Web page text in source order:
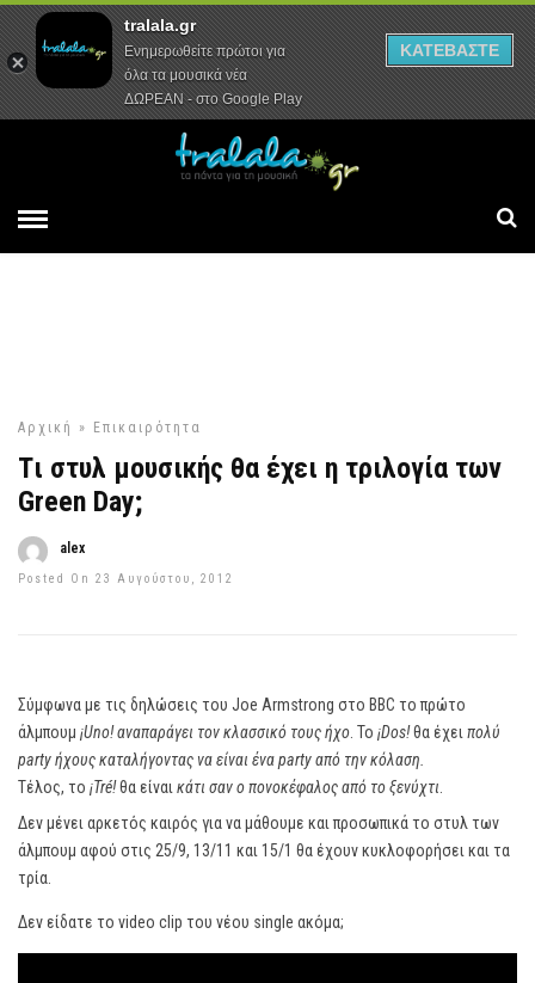
Αρχική Συνεντεύξεις Ρεπορτάζ
Αρχική » Επικαιρότητα
Tι στυλ μουσικής θα έχει η τριλογία των
Green Day;
alex
Posted On 23 Αυγούστου, 2012
Σύμφωνα με τις δηλώσεις του Joe Armstrong στο BBC το πρώτο
άλμπουμ ¡Uno! αναπαράγει τον κλασσικό τους ήχο . Το ¡Dos!θα έχει πολύ
party ήχους καταλήγοντας να είναι ένα party από την κόλαση.
Τέλος, το ¡Tré!θα είναι κάτι σαν ο πονοκέφαλος από το ξενύχτι
Δεν μένει αρκετός καιρός για να μάθουμε και προσωπικά το στυλ των
άλμπουμ αφού στις 25/9, 13/11 και 15/1 θα έχουν κυκλοφορήσει και τα
τρία.
Δεν είδατε το video clip του νέου single ακόμα;
tralala.gr
Ενημερωθείτε πρώτοι για
όλα τα μουσικά νέα
ΔΩΡΕΑΝ - στο Google Play
ΚΑΤΕΒΑΣΤΕ